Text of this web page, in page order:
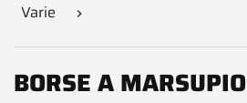
Varie 
BORSE A MARSUPIO